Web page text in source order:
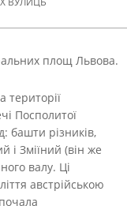
площ Львова.
території
Посполитої
башти різників,
і Зміїний (він же
валу. Ці
австрійською